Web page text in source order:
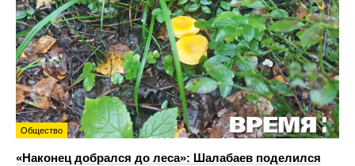
Общество
«Наконец добрался до леса»: Шалабаев поделился